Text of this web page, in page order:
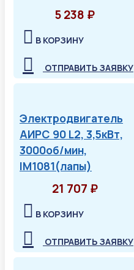
5 238 ₽
В КОРЗИНУ
ОТПРАВИТЬ ЗАЯВКУ
Электродвигатель
АИРС 90 L2, 3,5кВт,
3000об/мин,
IM1081(лапы)
21 707 ₽
В КОРЗИНУ
ОТПРАВИТЬ ЗАЯВКУ